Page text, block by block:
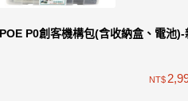
P0創客機構包(含收納盒、電池)-
NT$